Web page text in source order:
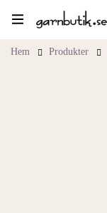
Hem Produkter